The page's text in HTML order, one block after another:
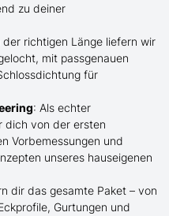
zu deiner
der richtigen Länge liefern wir
mit passgenauen
für
: Als echter
dich von der ersten
Vorbemessungen und
unseres hauseigenen
dir das gesamte Paket – von
Gurtungen und